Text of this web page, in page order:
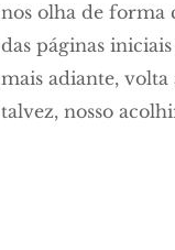
nos olha de forma
das páginas
mais adiante,
talvez, nosso